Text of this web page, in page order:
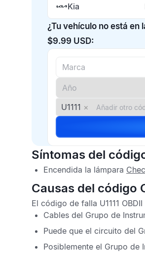
Kia
¿Tu vehículo no está
$9.99 USD:
U1111 ×
Síntomas del
Encendida la lámpara
Causas del código
El código de falla U1111 OBDII
Cables del Grupo de
Puede que el circuito del
Posiblemente el Grupo de